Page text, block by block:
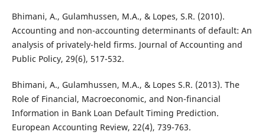
Bhimani, A., Gulamhussen, M.A., & Lopes, S.R. (2010).
Accounting and non-accounting determinants of default: An
analysis of privately-held firms. Journal of Accounting and
Public Policy, 29(6), 517-532.
Bhimani, A., Gulamhussen, M.A., & Lopes S.R. (2013). The
Role of Financial, Macroeconomic, and Non-financial
Information in Bank Loan Default Timing Prediction.
European Accounting Review, 22(4), 739-763.